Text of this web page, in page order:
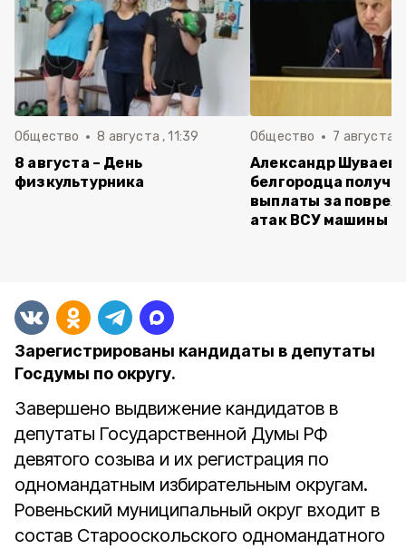
Общество 8 августа , 11:39
8 августа – День
физкультурника
Общество 7 августа ,
Александр Шуваев:
белгородца
выплаты за
атак ВСУ машины
Зарегистрированы кандидаты в депутаты
Госдумы по округу.
Завершено выдвижение кандидатов в
депутаты Государственной Думы РФ
девятого созыва и их регистрация по
одномандатным избирательным округам.
Ровеньский муниципальный округ входит в
состав Старооскольского одномандатного